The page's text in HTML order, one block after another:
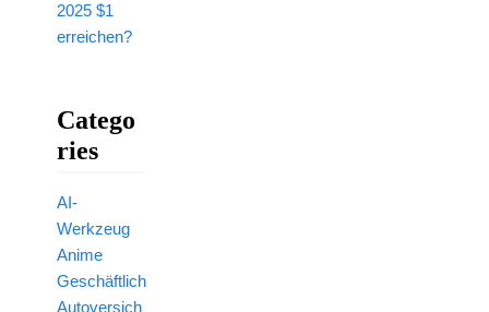
2025 $1
erreichen?
Catego
Ries
AI-
Werkzeug
Anime
Geschäftlich
Autoversich